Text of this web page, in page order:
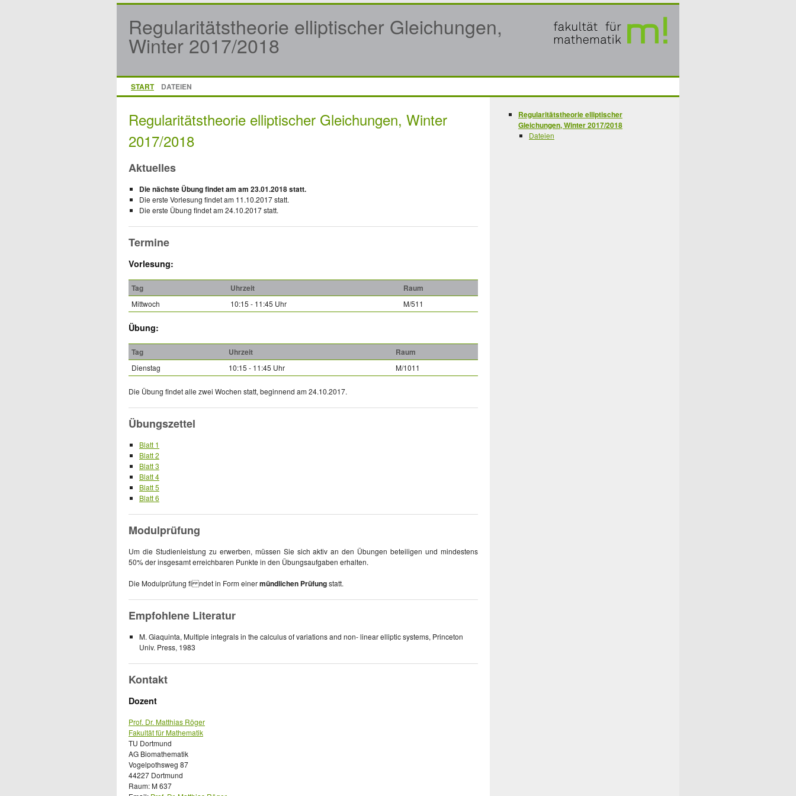
Regularitätstheorie elliptischer Gleichungen,
Winter 2017/2018
START DATEIEN
Regularitätstheorie elliptischer Gleichungen, Winter
2017/2018
Aktuelles
Die nächste Übung findet am am 23.01.2018 statt.
Die erste Vorlesung findet am 11.10.2017 statt.
Die erste Übung findet am 24.10.2017 statt.
Termine
Vorlesung:
Tag Uhrzeit Raum
Mittwoch 10:15 - 11:45 Uhr M/511
Übung:
Tag Uhrzeit Raum
Dienstag 10:15 - 11:45 Uhr M/1011
Die Übung findet alle zwei Wochen statt, beginnend am 24.10.2017.
Übungszettel
Blatt 1
Blatt 2
Blatt 3
Blatt 4
Blatt 5
Blatt 6
Modulprüfung
Um die Studienleistung zu erwerben, müssen Sie sich aktiv an den Übungen beteiligen und mindestens
50% der insgesamt erreichbaren Punkte in den Übungsaufgaben erhalten.
Die Modulprüfung fi ndet in Form einermündlichen Prüfungstatt.
Empfohlene Literatur
M. Giaquinta, Multiple integrals in the calculus of variations and non- linear elliptic systems, Princeton
Univ. Press, 1983
Kontakt
Dozent
Prof. Dr. Matthias Röger
Fakultät für Mathematik
TU Dortmund
AG Biomathematik
Vogelpothsweg 87
44227 Dortmund
Raum: M 637
Regularitätstheorie elliptischer
Gleichungen, Winter 2017/2018
Dateien